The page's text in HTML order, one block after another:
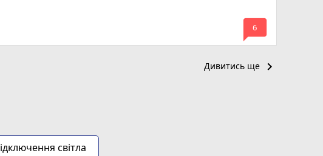
mode_comment
6
Дивитись ще keyboard_arrow_right
світла